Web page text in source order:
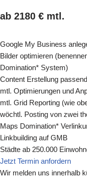
ab 2180 € mtl.
Google My Business
Bilder optimieren
Domination* System)
Content Erstellung
mtl. Optimierungen und
mtl. Grid Reporting (wie
wöchtl. Posting von zwei
Maps Domination*
Linkbuilding auf GMB
Städte ab 250.000
Jetzt Termin anfordern
Wir melden uns innerhalb